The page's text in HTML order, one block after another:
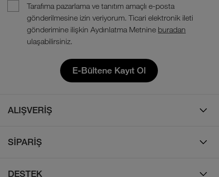
Tarafıma pazarlama ve tanıtım amaçlı e-posta
gönderilmesine izin veriyorum. Ticari elektronik ileti
gönderimine ilişkin Aydınlatma Metnine buradan
ulaşabilirsiniz.
E-Bültene Kayıt Ol
ALIŞVERİŞ
Çocuk
SİPARİŞ
DESTEK